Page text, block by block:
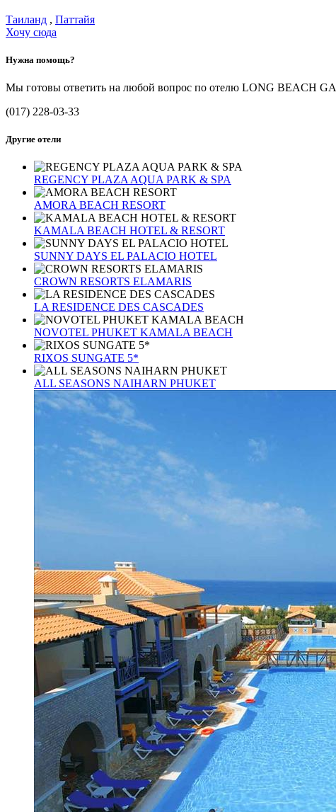
Таиланд , Паттайя
Хочу сюда
Нужна помощь?
Мы готовы ответить на любой вопрос по отелю LONG BEACH
(017) 228-03-33
Другие отели
REGENCY PLAZA AQUA PARK & SPA
AMORA BEACH RESORT
KAMALA BEACH HOTEL & RESORT
SUNNY DAYS EL PALACIO HOTEL
CROWN RESORTS ELAMARIS
LA RESIDENCE DES CASCADES
NOVOTEL PHUKET KAMALA BEACH
RIXOS SUNGATE 5*
ALL SEASONS NAIHARN PHUKET